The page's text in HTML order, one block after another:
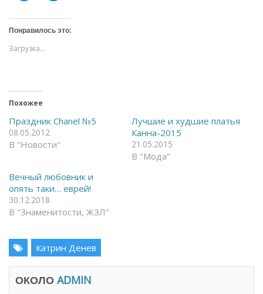
и
т
е
ч
о
к
ы
т
ь
н
а
c
e
b
o
o
k
(
к
ы
в
е
т
и
т
е
л
и
ь
T
e
l
r
a
О
т
к
р
в
а
Понравилось это:
Загрузка...
Похожее
Праздник Chanel №5
08.05.2012
В "Новости"
Лучшие и худшие платья
Канна-2015
21.05.2015
В "Мода"
Вечный любовник и
опять таки… еврей!
30.12.2018
В "Знаменитости, ЖЗЛ"
Катрин Денев
ОКОЛО ADMIN